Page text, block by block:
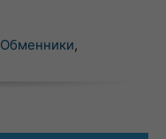
Обменники,